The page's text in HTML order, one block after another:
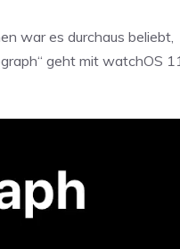
war es durchaus beliebt,
geht mit watchOS